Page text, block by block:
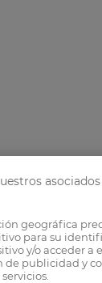
geográfica
para su
y/o acceder a
de publicidad y